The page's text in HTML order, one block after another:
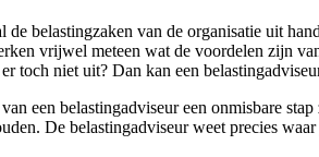
belastingzaken van de organisatie uit
vrijwel meteen wat de voordelen zijn
toch niet uit? Dan kan een
een belastingadviseur een onmisbare
De belastingadviseur weet precies